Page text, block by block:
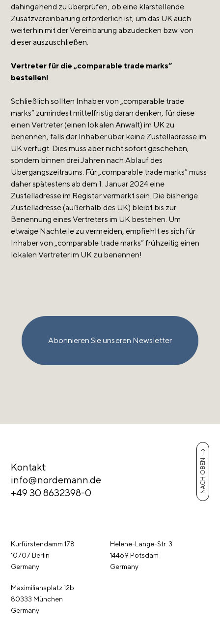
dahingehend zu überprüfen, ob eine klarstellende
Zusatzvereinbarung erforderlich ist, um das UK auch
weiterhin mit der Vereinbarung abzudecken bzw. von
dieser auszuschließen.
Vertreter für die „comparable trade marks“
bestellen!
Schließlich sollten Inhaber von „comparable trade
marks“ zumindest mittelfristig daran denken, für diese
einen Vertreter (einen lokalen Anwalt) im UK zu
benennen, falls der Inhaber über keine Zustelladresse im
UK verfügt. Dies muss aber nicht sofort geschehen,
sondern binnen drei Jahren nach Ablauf des
Übergangszeitraums. Für „comparable trade marks“ muss
daher spätestens ab dem 1. Januar 2024 eine
Zustelladresse im Register vermerkt sein. Die bisherige
Zustelladresse (außerhalb des UK) bleibt bis zur
Benennung eines Vertreters im UK bestehen. Um
etwaige Nachteile zu vermeiden, empfiehlt es sich für
Inhaber von „comparable trade marks“ frühzeitig einen
lokalen Vertreter im UK zu benennen!
Abonnieren Sie unseren Newsletter
Kontakt:
info@nordemann.de
+49 30 8632398-0
Kurfürstendamm 178
10707 Berlin
Germany
Helene-Lange-Str. 3
14469 Potsdam
Germany
Maximiliansplatz 12b
80333 München
Germany
NACH OBEN